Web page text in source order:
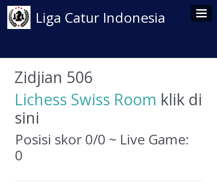
Liga Catur Indonesia
Zidjian 506
Lichess Swiss Room klik di
sini
Posisi skor 0/0 ~ Live Game:
0